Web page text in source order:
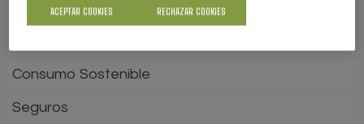
Juguetes
Consumo Sostenible
Seguros
RECHAZAR COOKIES
ACEPTAR COOKIES